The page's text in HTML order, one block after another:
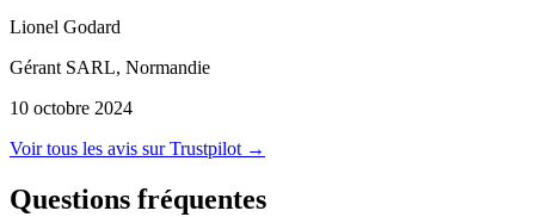
Lionel Godard
Gérant SARL, Normandie
10 octobre 2024
Voir tous les avis sur Trustpilot →
Questions fréquentes